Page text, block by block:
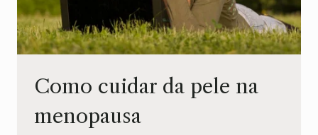
Como cuidar da pele na
menopausa